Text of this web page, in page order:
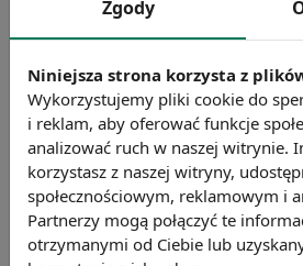
zarządzaniem. Warto wtedy
opcję, w jaki sposób jego
wpływa na rotację (analizy
Analityk HR czyli
Na koniec zostawiłem
możliwościami działów HR
Zgody
Niniejsza strona korzysta z
Wykorzystujemy pliki cookie do
i reklam, aby oferować funkcje
analizować ruch w naszej witrynie.
korzystasz z naszej witryny,
społecznościowym, reklamowym i
Partnerzy mogą połączyć te
otrzymanymi od Ciebie lub